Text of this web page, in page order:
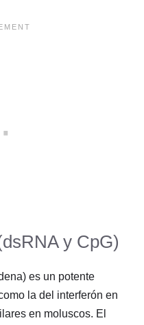
y CpG)
es un potente
la del interferón en
en moluscos. El